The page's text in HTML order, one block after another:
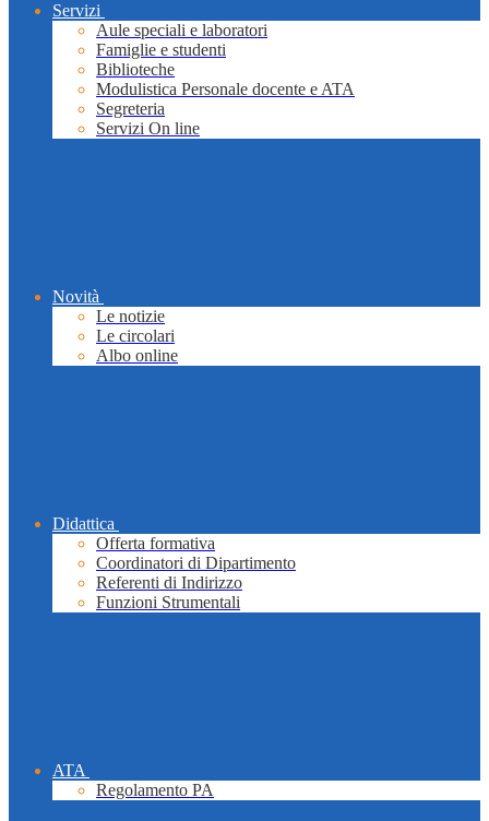
Servizi
Aule speciali e laboratori
Famiglie e studenti
Biblioteche
Modulistica Personale docente e ATA
Segreteria
Servizi On line
Novità
Le notizie
Le circolari
Albo online
Didattica
Offerta formativa
Coordinatori di Dipartimento
Referenti di Indirizzo
Funzioni Strumentali
ATA
Regolamento PA